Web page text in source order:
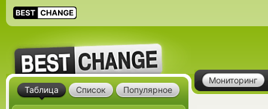
Мониторинг
Таблица Список Популярное